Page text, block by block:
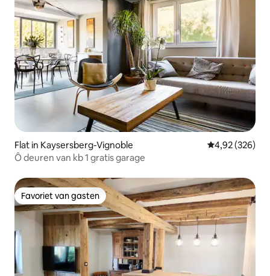
Flat in Kaysersberg-Vignoble Gemiddelde
4,92 (326)
Ô deuren van kb 1 gratis garage
Favoriet van gasten
Favoriet van gasten